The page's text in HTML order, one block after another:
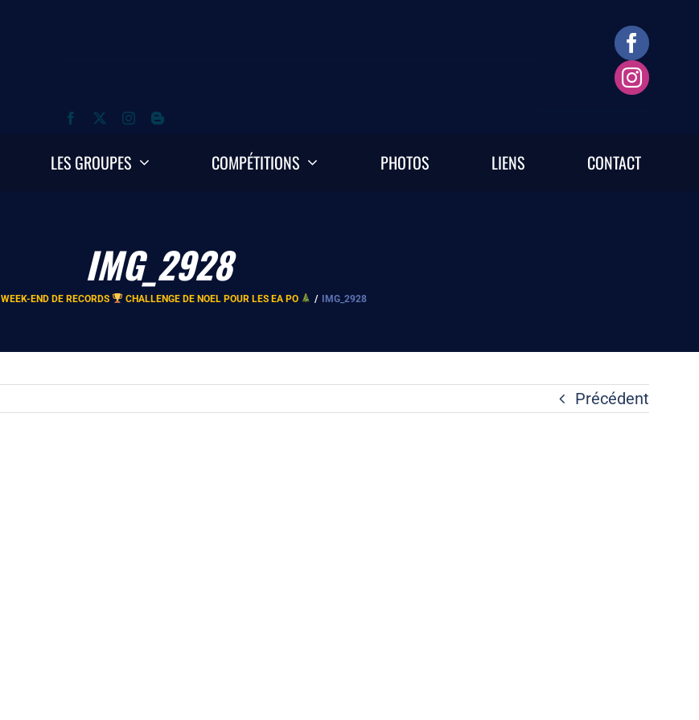
LES GROUPES COMPÉTITIONS PHOTOS LIENS CONTACT
IMG_2928
WEEK-END DE RECORDS CHALLENGE DE NOEL POUR LES EA PO IMG_2928
Précédent